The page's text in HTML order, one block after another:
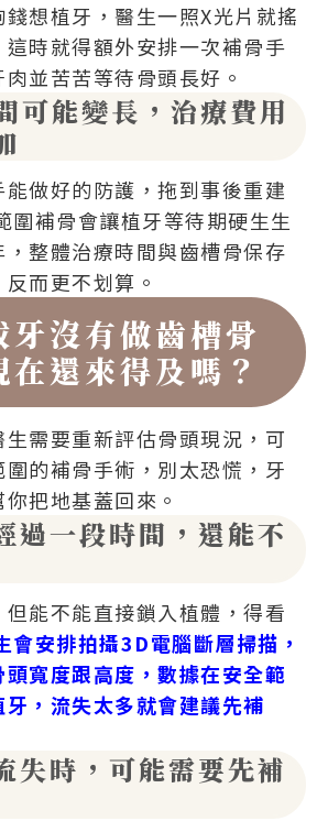
想植牙，醫生一照X光片就搖
時就得額外安排一次補骨手
並苦苦等待骨頭長好。
可能變長，治療費用
做好的防護，拖到事後重建
圍補骨會讓植牙等待期硬生生
整體治療時間與齒槽骨保存
而更不划算。
牙沒有做齒槽骨
還來得及嗎？
需要重新評估骨頭現況，可
的補骨手術，別太恐慌，牙
把地基蓋回來。
過一段時間，還能不
能不能直接鎖入植體，得看
會安排拍攝3D電腦斷層掃描，
寬度跟高度，數據在安全範
，流失太多就會建議先補
失時，可能需要先補